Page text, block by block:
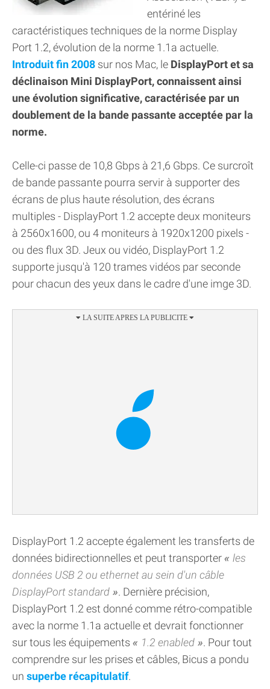
entériné les
caractéristiques techniques de la norme Display
Port 1.2, évolution de la norme 1.1a actuelle.
Introduit fin 2008 sur nos Mac, le DisplayPort et sa
déclinaison Mini DisplayPort, connaissent ainsi
une évolution significative, caractérisée par un
doublement de la bande passante acceptée par la
norme.
Celle-ci passe de 10,8 Gbps à 21,6 Gbps. Ce surcroît
de bande passante pourra servir à supporter des
écrans de plus haute résolution, des écrans
multiples - DisplayPort 1.2 accepte deux moniteurs
à 2560x1600, ou 4 moniteurs à 1920x1200 pixels -
ou des flux 3D. Jeux ou vidéo, DisplayPort 1.2
supporte jusqu'à 120 trames vidéos par seconde
pour chacun des yeux dans le cadre d'une imge 3D.
DisplayPort 1.2 accepte également les transferts de
données bidirectionnelles et peut transporter
les
données USB 2 ou ethernet au sein d'un câble
DisplayPort standard
. Dernière précision,
DisplayPort 1.2 est donné comme rétro-compatible
avec la norme 1.1a actuelle et devrait fonctionner
sur tous les équipements
1.2 enabled
. Pour tout
comprendre sur les prises et câbles, Bicus a pondu
un superbe récapitulatif.